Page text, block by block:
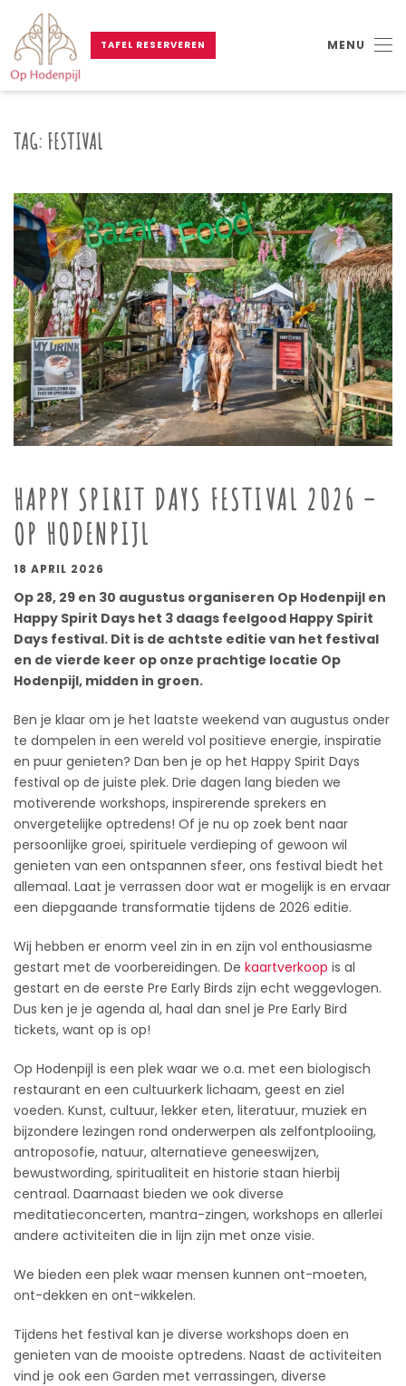
Skip to main content
TAFEL RESERVEREN MENU
TAG: FESTIVAL
HAPPY SPIRIT DAYS FESTIVAL 2026 –
OP HODENPIJL
18 APRIL 2026
Op 28, 29 en 30 augustus organiseren Op Hodenpijl en
Happy Spirit Days het 3 daags feelgood Happy Spirit
Days festival. Dit is de achtste editie van het festival
en de vierde keer op onze prachtige locatie Op
Hodenpijl, midden in groen.
Ben je klaar om je het laatste weekend van augustus onder
te dompelen in een wereld vol positieve energie, inspiratie
en puur genieten? Dan ben je op het Happy Spirit Days
festival op de juiste plek. Drie dagen lang bieden we
motiverende workshops, inspirerende sprekers en
onvergetelijke optredens! Of je nu op zoek bent naar
persoonlijke groei, spirituele verdieping of gewoon wil
genieten van een ontspannen sfeer, ons festival biedt het
allemaal. Laat je verrassen door wat er mogelijk is en ervaar
een diepgaande transformatie tijdens de 2026 editie.
Wij hebben er enorm veel zin in en zijn vol enthousiasme
gestart met de voorbereidingen. De kaartverkoop is al
gestart en de eerste Pre Early Birds zijn echt weggevlogen.
Dus ken je je agenda al, haal dan snel je Pre Early Bird
tickets, want op is op!
Op Hodenpijl is een plek waar we o.a. met een biologisch
restaurant en een cultuurkerk lichaam, geest en ziel
voeden. Kunst, cultuur, lekker eten, literatuur, muziek en
bijzondere lezingen rond onderwerpen als zelfontplooiing,
antroposofie, natuur, alternatieve geneeswijzen,
bewustwording, spiritualiteit en historie staan hierbij
centraal. Daarnaast bieden we ook diverse
meditatieconcerten, mantra-zingen, workshops en allerlei
andere activiteiten die in lijn zijn met onze visie.
We bieden een plek waar mensen kunnen ont-moeten,
ont-dekken en ont-wikkelen.
Tijdens het festival kan je diverse workshops doen en
genieten van de mooiste optredens. Naast de activiteiten
vind je ook een Garden met verrassingen, diverse